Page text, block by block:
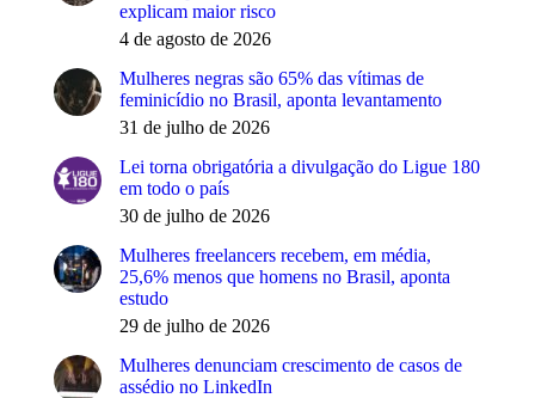
explicam maior risco
4 de agosto de 2026
Mulheres negras são 65% das vítimas de
feminicídio no Brasil, aponta levantamento
31 de julho de 2026
Lei torna obrigatória a divulgação do Ligue 180
em todo o país
30 de julho de 2026
Mulheres freelancers recebem, em média,
25,6% menos que homens no Brasil, aponta
estudo
29 de julho de 2026
Mulheres denunciam crescimento de casos de
assédio no LinkedIn